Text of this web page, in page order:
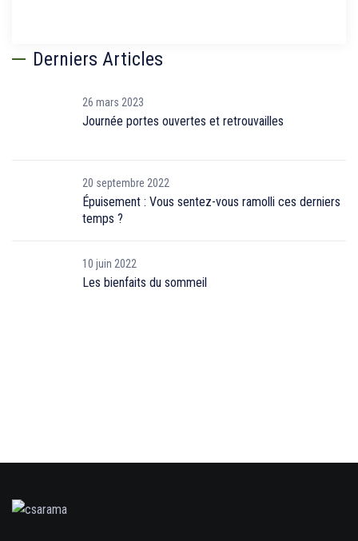
Derniers Articles
26 mars 2023
Journée portes ouvertes et retrouvailles
20 septembre 2022
Épuisement : Vous sentez-vous ramolli ces derniers
temps ?
10 juin 2022
Les bienfaits du sommeil